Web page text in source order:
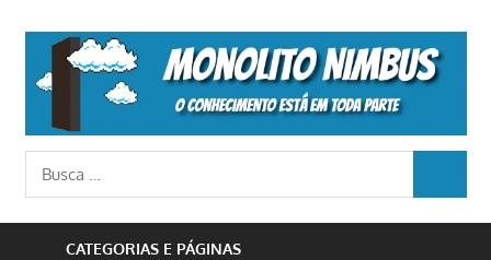
content
o
conhecimento
Busca
para:
CATEGORIAS E PÁGINAS